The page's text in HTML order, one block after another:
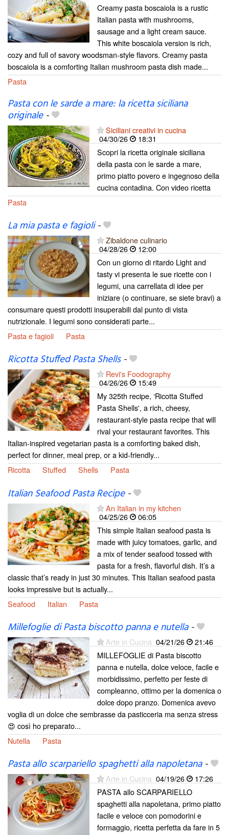
Creamy pasta boscaiola is a rustic
Italian pasta with mushrooms,
sausage and a light cream sauce.
This white boscaiola version is rich,
cozy and full of savory woodsman-style flavors. Creamy pasta
boscaiola is a comforting Italian mushroom pasta dish made...
Pasta
Pasta con le sarde a mare: la ricetta siciliana
originale-
Siciliani creativi in cucina
04/30/26
18:31
Scopri la ricetta originale siciliana
della pasta con le sarde a mare,
primo piatto povero e ingegnoso della
cucina contadina. Con video ricetta
Pasta
La mia pasta e fagioli-
Zibaldone culinario
04/28/26
12:00
Con un giorno di ritardo Light and
tasty vi presenta le sue ricette con i
legumi, una carrellata di idee per
iniziare (o continuare, se siete bravi) a
consumare questi prodotti insuperabili dal punto di vista
nutrizionale. I legumi sono considerati parte...
Pasta e fagioli
Pasta
Ricotta Stuffed Pasta Shells-
Revi's Foodography
04/26/26
15:49
My 325th recipe, ‘Ricotta Stuffed
Pasta Shells', a rich, cheesy,
restaurant-style pasta recipe that will
rival your restaurant favorites. This
Italian-inspired vegetarian pasta is a comforting baked dish,
perfect for dinner, meal prep, or a kid-friendly...
Ricotta
Stuffed Shells Pasta
Italian Seafood Pasta Recipe-
An Italian in my kitchen
04/25/26
06:05
This simple Italian seafood pasta is
made with juicy tomatoes, garlic, and
a mix of tender seafood tossed with
pasta for a fresh, flavorful dish. It’s a
classic that’s ready in just 30 minutes. This Italian seafood pasta
looks impressive but is actually...
Seafood
Italian Pasta
Millefoglie di Pasta biscotto panna e nutella-
Arte in Cucina 04/21/26
21:46
MILLEFOGLIE di Pasta biscotto
panna e nutella, dolce veloce, facile e
morbidissimo, perfetto per feste di
compleanno, ottimo per la domenica o
dolce dopo pranzo. Domenica avevo
voglia di un dolce che sembrasse da pasticceria ma senza stress
😍 così ho preparato...
Nutella
Pasta
Pasta allo scarpariello spaghetti alla napoletana-
Arte in Cucina 04/19/26
17:26
PASTA allo SCARPARIELLO
spaghetti alla napoletana, primo piatto
facile e veloce con pomodorini e
formaggio, ricetta perfetta da fare in 5